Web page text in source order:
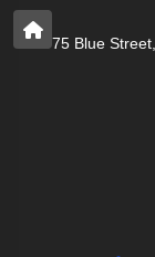
75 Blue